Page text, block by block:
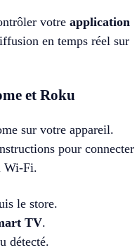
votre application
en temps réel sur
et Roku
sur votre appareil.
pour connecter
Wi-Fi.
le store.
TV.
détecté.